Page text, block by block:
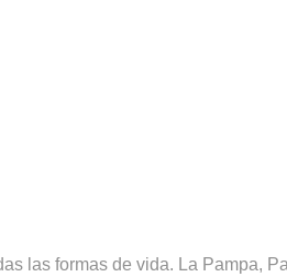
las formas de vida. La Pampa,